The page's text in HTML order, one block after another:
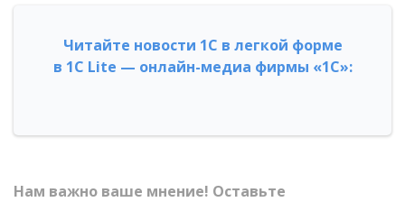
Читайте новости 1С в легкой форме
в 1С Lite — онлайн-медиа фирмы «1С»:
Нам важно ваше мнение! Оставьте